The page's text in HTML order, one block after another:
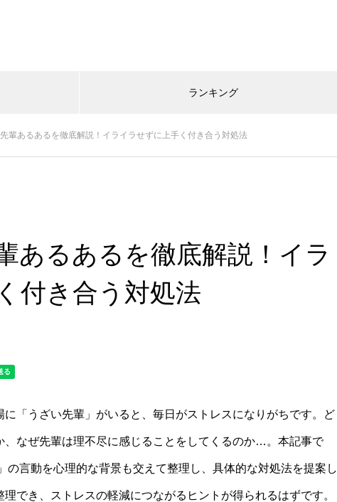
ランキング
輩あるあるを徹底解説！イライラせずに上手く付き合う対処法
あるあるを徹底解説！イラ
付き合う対処法
「うざい先輩」がいると、毎日がストレスになりがちです。ど
、なぜ先輩は理不尽に感じることをしてくるのか…。本記事で
の言動を心理的な背景も交えて整理し、具体的な対処法を提案し
でき、ストレスの軽減につながるヒントが得られるはずです。